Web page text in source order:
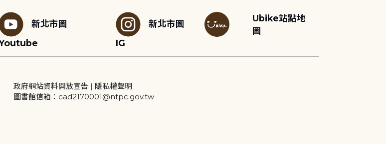
新北市圖
新北市圖
IG
Ubike站點地
圖
政府網站資料開放宣告 | 隱私權聲明
圖書館信箱：cad2170001@ntpc.gov.tw